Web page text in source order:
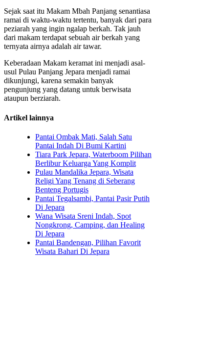
Sejak saat itu Makam Mbah Panjang senantiasa
ramai di waktu-waktu tertentu, banyak dari para
peziarah yang ingin ngalap berkah. Tak jauh
dari makam terdapat sebuah air berkah yang
ternyata airnya adalah air tawar.
Keberadaan Makam keramat ini menjadi asal-
usul Pulau Panjang Jepara menjadi ramai
dikunjungi, karena semakin banyak
pengunjung yang datang untuk berwisata
ataupun berziarah.
Artikel lainnya
Pantai Ombak Mati, Salah Satu
Pantai Indah Di Bumi Kartini
Tiara Park Jepara, Waterboom Pilihan
Berlibur Keluarga Yang Komplit
Pulau Mandalika Jepara, Wisata
Religi Yang Tenang di Seberang
Benteng Portugis
Pantai Tegalsambi, Pantai Pasir Putih
Di Jepara
Wana Wisata Sreni Indah, Spot
Nongkrong, Camping, dan Healing
Di Jepara
Pantai Bandengan, Pilihan Favorit
Wisata Bahari Di Jepara